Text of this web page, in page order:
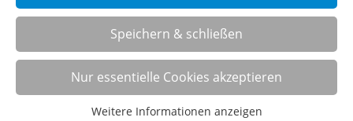
FußstützenSpeichern & schließen
Nur essentielle Cookies akzeptieren
Weitere Informationen anzeigen